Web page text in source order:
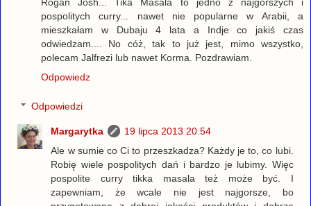
Rogan Josh... Tika Masala to jedno z najgorszych i
pospolitych curry... nawet nie popularne w Arabii, a
mieszkałam w Dubaju 4 lata a Indje co jakiś czas
odwiedzam.... No cóż, tak to już jest, mimo wszystko,
polecam Jalfrezi lub nawet Korma. Pozdrawiam.
Odpowiedz
Odpowiedzi
Margarytka
19 lipca 2013 20:54
Ale w sumie co Ci to przeszkadza? Każdy je to, co lubi.
Robię wiele pospolitych dań i bardzo je lubimy. Więc
pospolite curry tikka masala też może być. I
zapewniam, że wcale nie jest najgorsze, bo